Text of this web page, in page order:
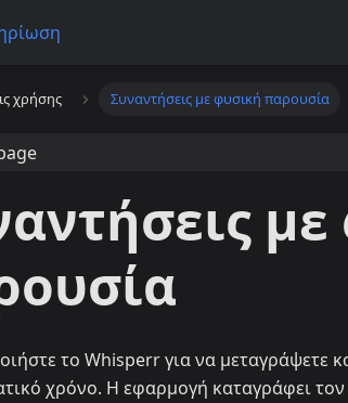
χρήσης Συναντήσεις με φυσική παρουσία
το Whisperr για να
χρόνο. Η εφαρμογή καταγράφει